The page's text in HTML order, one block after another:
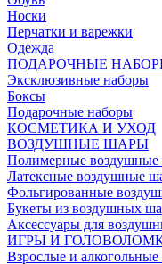
Носки
Перчатки и варежки
Одежда
ПОДАРОЧНЫЕ
Эксклюзивные наборы
Боксы
Подарочные наборы
КОСМЕТИКА И УХОД
ВОЗДУШНЫЕ ШАРЫ
Полимерные
Латексные воздушные
Фольгированные
Букеты из воздушных
Аксессуары для
ИГРЫ И
Взрослые и